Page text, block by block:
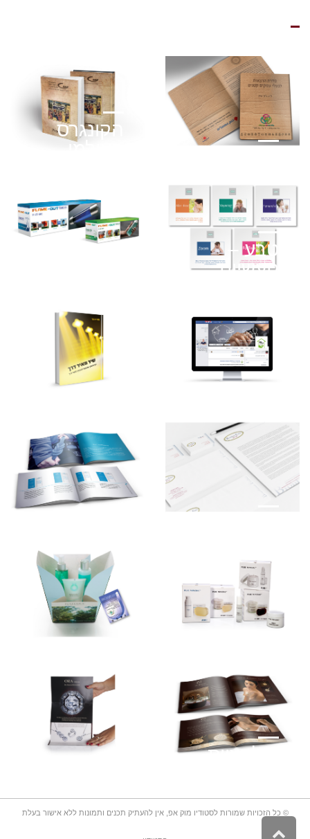
כנסים, לוגואים,
לקוחות, מודעות,
מיתוג, פסיפס,
קטלוגים
הקונגרס
כנסים, לקוחות,
מיתוג, פסיפס, שילוט,
תקשורת שיווקית
טבע –
תעשיות
מוצרים, מיתוג, עיצוב
אריזות, פסיפס,
קטלוגים, תקשורת
שיווקית
OUT
אריזות, לוגואים,
לקוחות, מיתוג,
תקשורת שיווקית
גולן אפרתי
אינטרנט, לוגואים,
לקוחות, מיתוג
SINGO
אריזות, לוגואים,
לקוחות, מיתוג, ניירת
GROUP
לוגואים, לקוחות,
מיתוג, פסיפס
ALIVE
אריזות, לוגואים,
לקוחות, מיתוג,
פסיפס
MINERAL
אריזות, לקוחות,
מיתוג, שילוט,
תקשורת שיווקית
NAHARA
אריזות, לוגואים,
לקוחות, פסיפס
קולקציית
לקוחות, מודעות,
מיתוג, פסיפס,
פרסום, קטלוגים,
תערוכות, תקשורת
ORA
לוגואים, לקוחות,
© כל הזכויות שמורות לסטודיו מוק אפ, אין להעתיק תכנים ותמונות ללא אישור בעלת